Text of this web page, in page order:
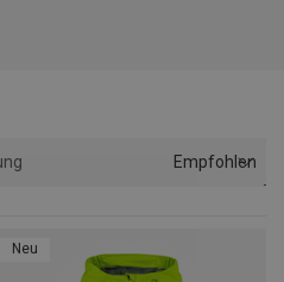
Empfohlen
Neu